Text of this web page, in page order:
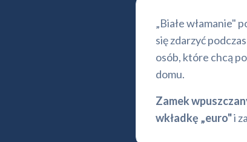
„Białe włamanie"
się zdarzyć
osób, które chcą
domu.
Zamek
wkładkę „euro"i